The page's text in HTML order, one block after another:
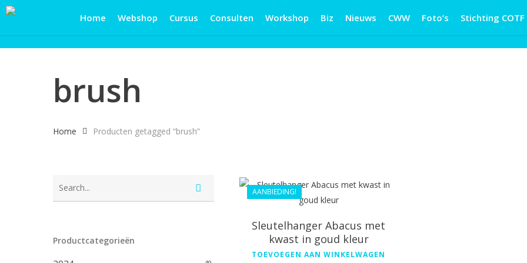
Skip
Home Webshop Cursus Consulten Workshop Biz Nieuws CWW Foto’s Stichting COTF
brush
Home Producten getagged “brush”
Productcategorieën
AANBIEDING!
26.99
Sleutelhanger Abacus met
kwast in goud kleur
TOEVOEGEN AAN WINKELWAGEN